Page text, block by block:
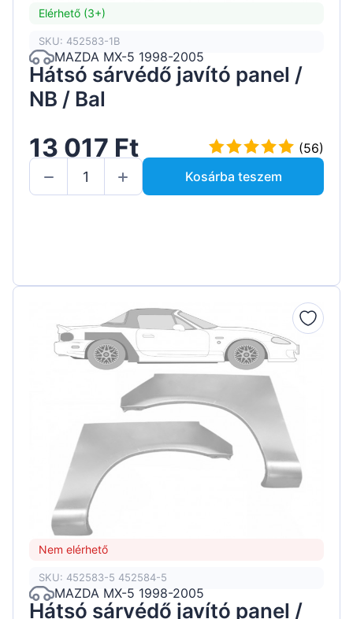
Elérhető (3+)
SKU: 452583-1B
MAZDA MX-5 1998-2005
Hátsó sárvédő javító panel /
NB / Bal
13 017 Ft
(56)
Kosárba teszem
Nem elérhető
SKU: 452583-5 452584-5
MAZDA MX-5 1998-2005
Hátsó sárvédő javító panel /